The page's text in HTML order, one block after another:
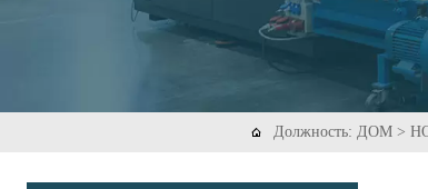
 Должность:ДОМ >